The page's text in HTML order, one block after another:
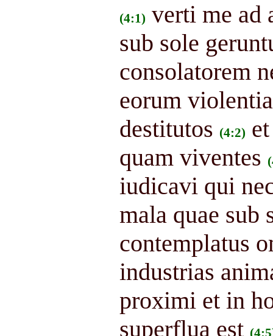
(4:1) verti me ad
sub sole
consolatorem
eorum
destitutos (4:2)
quam viventes
iudicavi qui
mala quae sub
contemplatus
industrias
proximi et in
superflua est